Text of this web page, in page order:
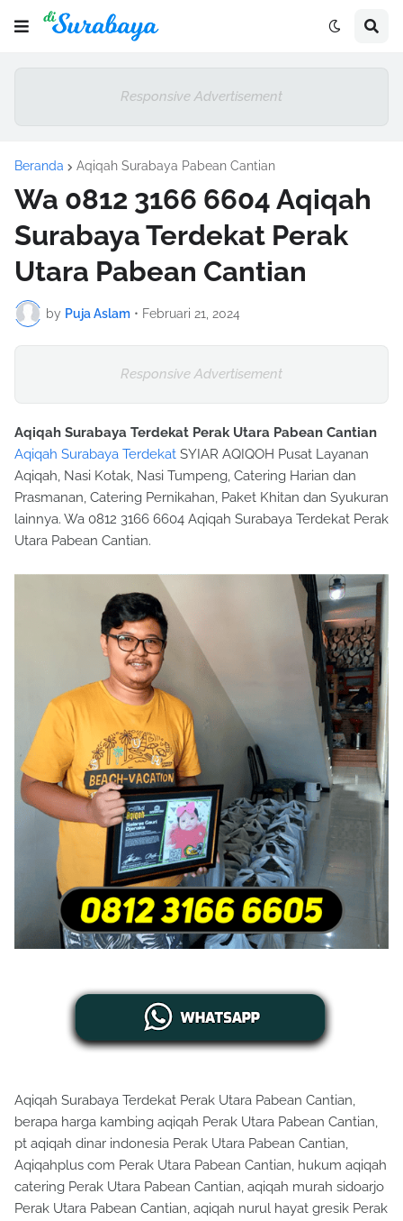
Responsive Advertisement
Beranda Aqiqah Surabaya Pabean Cantian
Wa 0812 3166 6604 Aqiqah
Surabaya Terdekat Perak
Utara Pabean Cantian
by Puja Aslam • Februari 21, 2024
Responsive Advertisement
Aqiqah Surabaya Terdekat Perak Utara Pabean Cantian
Aqiqah Surabaya Terdekat SYIAR AQIQOH Pusat Layanan
Aqiqah, Nasi Kotak, Nasi Tumpeng, Catering Harian dan
Prasmanan, Catering Pernikahan, Paket Khitan dan Syukuran
lainnya. Wa 0812 3166 6604 Aqiqah Surabaya Terdekat Perak
Utara Pabean Cantian.
Aqiqah Surabaya Terdekat Perak Utara Pabean Cantian,
berapa harga kambing aqiqah Perak Utara Pabean Cantian,
pt aqiqah dinar indonesia Perak Utara Pabean Cantian,
Aqiqahplus com Perak Utara Pabean Cantian, hukum aqiqah
catering Perak Utara Pabean Cantian, aqiqah murah sidoarjo
Perak Utara Pabean Cantian, aqiqah nurul hayat gresik Perak